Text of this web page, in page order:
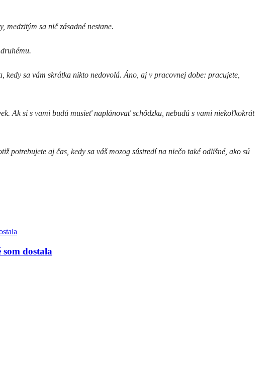
medzitým sa nič zásadné nestane.
sa vám skrátka nikto nedovolá. Áno, aj v pracovnej dobe: pracujete,
Ak si s vami budú musieť naplánovať schôdzku, nebudú s vami niekoľkokrát
potrebujete aj čas, kedy sa váš mozog sústredí na niečo také odlišné, ako sú
dostala